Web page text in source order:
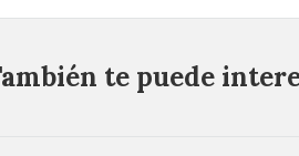
te puede